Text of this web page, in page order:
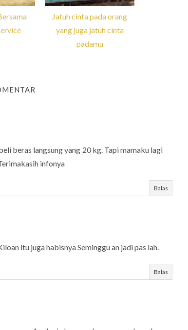
Jatuh cinta pada orang
yang juga jatuh cinta
padamu
beras langsung yang 20 kg. Tapi mamaku lagi
infonya
Balas
itu juga habisnya Seminggu an jadi pas lah.
Balas